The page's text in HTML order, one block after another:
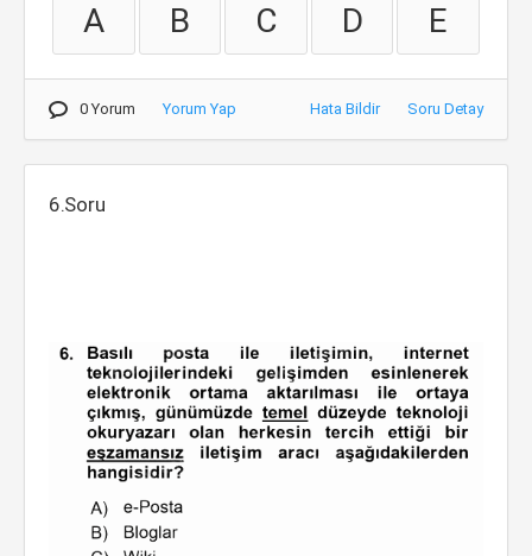
A B C D E
0 Yorum Yorum Yap Hata Bildir Soru Detay
6.Soru